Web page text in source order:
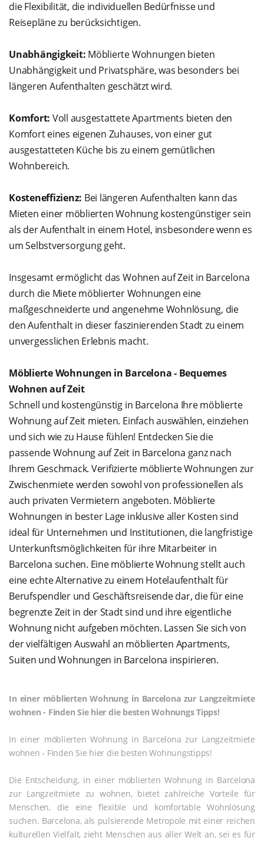
die Flexibilität, die individuellen Bedürfnisse und
Reisepläne zu berücksichtigen.
Unabhängigkeit: Möblierte Wohnungen bieten
Unabhängigkeit und Privatsphäre, was besonders bei
längeren Aufenthalten geschätzt wird.
Komfort: Voll ausgestattete Apartments bieten den
Komfort eines eigenen Zuhauses, von einer gut
ausgestatteten Küche bis zu einem gemütlichen
Wohnbereich.
Kosteneffizienz: Bei längeren Aufenthalten kann das
Mieten einer möblierten Wohnung kostengünstiger sein
als der Aufenthalt in einem Hotel, insbesondere wenn es
um Selbstversorgung geht.
Insgesamt ermöglicht das Wohnen auf Zeit in Barcelona
durch die Miete möblierter Wohnungen eine
maßgeschneiderte und angenehme Wohnlösung, die
den Aufenthalt in dieser faszinierenden Stadt zu einem
unvergesslichen Erlebnis macht.
Möblierte Wohnungen in Barcelona - Bequemes
Wohnen auf Zeit
Schnell und kostengünstig in Barcelona Ihre möblierte
Wohnung auf Zeit mieten. Einfach auswählen, einziehen
und sich wie zu Hause fühlen! Entdecken Sie die
passende Wohnung auf Zeit in Barcelona ganz nach
Ihrem Geschmack. Verifizierte möblierte Wohnungen zur
Zwischenmiete werden sowohl von professionellen als
auch privaten Vermietern angeboten. Möblierte
Wohnungen in bester Lage inklusive aller Kosten sind
ideal für Unternehmen und Institutionen, die langfristige
Unterkunftsmöglichkeiten für ihre Mitarbeiter in
Barcelona suchen. Eine möblierte Wohnung stellt auch
eine echte Alternative zu einem Hotelaufenthalt für
Berufspendler und Geschäftsreisende dar, die für eine
begrenzte Zeit in der Stadt sind und ihre eigentliche
Wohnung nicht aufgeben möchten. Lassen Sie sich von
der vielfältigen Auswahl an möblierten Apartments,
Suiten und Wohnungen in Barcelona inspirieren.
In einer möblierten Wohnung in Barcelona zur Langzeitmiete
wohnen - Finden Sie hier die besten Wohnungs Tipps!
In einer möblierten Wohnung in Barcelona zur Langzeitmiete
wohnen - Finden Sie hier die besten Wohnungstipps!
Die Entscheidung, in einer möblierten Wohnung in Barcelona
zur Langzeitmiete zu wohnen, bietet zahlreiche Vorteile für
Menschen, die eine flexible und komfortable Wohnlösung
suchen. Barcelona, als pulsierende Metropole mit einer reichen
kulturellen Vielfalt, zieht Menschen aus aller Welt an, sei es für